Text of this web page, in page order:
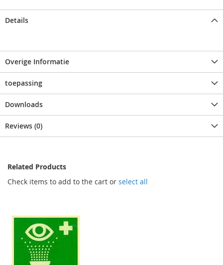
Details
Overige Informatie
toepassing
Downloads
Reviews (0)
Related Products
Check items to add to the cart or select all